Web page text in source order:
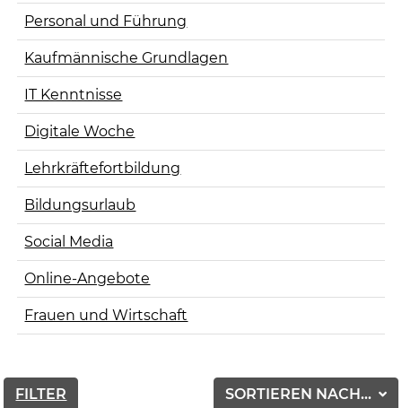
Personal und Führung
Kaufmännische Grundlagen
IT Kenntnisse
Digitale Woche
Lehrkräftefortbildung
Bildungsurlaub
Social Media
Online-Angebote
Frauen und Wirtschaft
SORTIEREN NACH...
FILTER